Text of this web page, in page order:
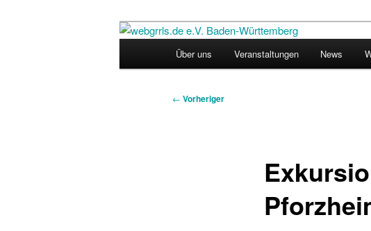
webgrrls.de e.V.
Regiogruppe Baden-Württemberg der
Über uns Veranstaltungen News
Beitragsnavigation
← Vorheriger